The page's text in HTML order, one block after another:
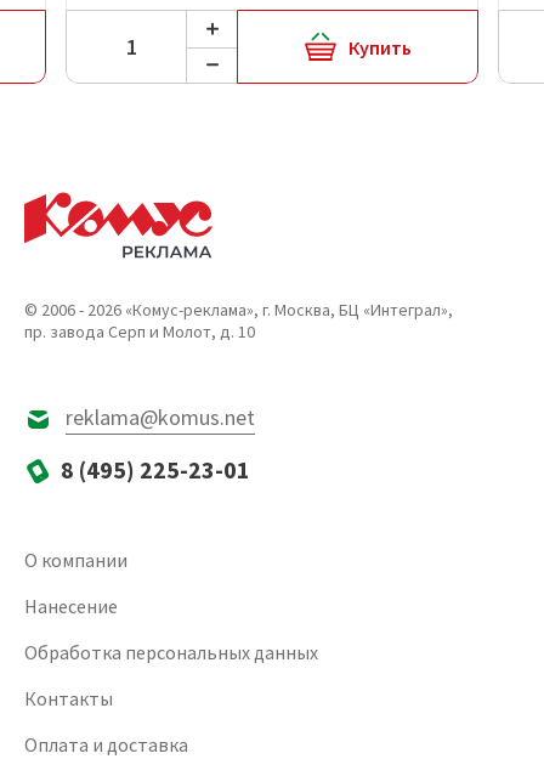
Купить
© 2006 - 2026 «Комус-реклама», г. Москва, БЦ «Интеграл»,
пр. завода Серп и Молот, д. 10
reklama@komus.net
8 (495) 225-23-01
О компании
Нанесение
Обработка персональных данных
Контакты
Оплата и доставка